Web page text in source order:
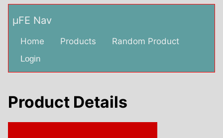
µFE Nav
Home Products Random Product
Login
Product Details